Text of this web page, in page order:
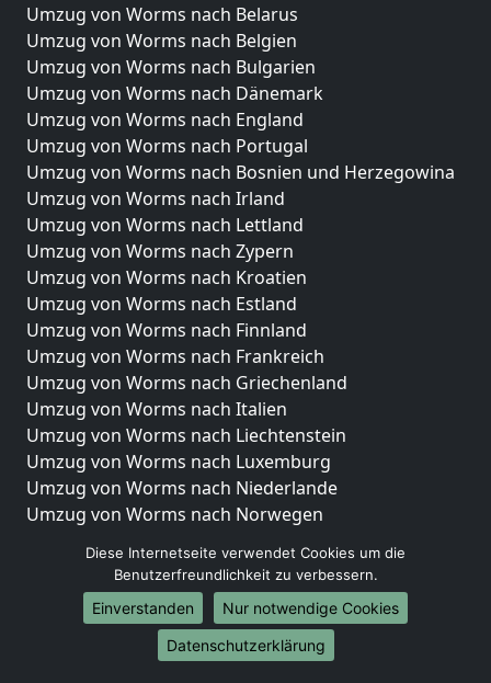
Umzug von Worms nach Belarus
Umzug von Worms nach Belgien
Umzug von Worms nach Bulgarien
Umzug von Worms nach Dänemark
Umzug von Worms nach England
Umzug von Worms nach Portugal
Umzug von Worms nach Bosnien und Herzegowina
Umzug von Worms nach Irland
Umzug von Worms nach Lettland
Umzug von Worms nach Zypern
Umzug von Worms nach Kroatien
Umzug von Worms nach Estland
Umzug von Worms nach Finnland
Umzug von Worms nach Frankreich
Umzug von Worms nach Griechenland
Umzug von Worms nach Italien
Umzug von Worms nach Liechtenstein
Umzug von Worms nach Luxemburg
Umzug von Worms nach Niederlande
Umzug von Worms nach Norwegen
Umzüge-Deutschlandweit
Umzug von Worms nach Berlin
Umzug von Worms nach Hamburg
Umzug von Worms nach München
Diese Internetseite verwendet Cookies um die
Benutzerfreundlichkeit zu verbessern.
Einverstanden
Nur notwendige Cookies
Datenschutzerklärung